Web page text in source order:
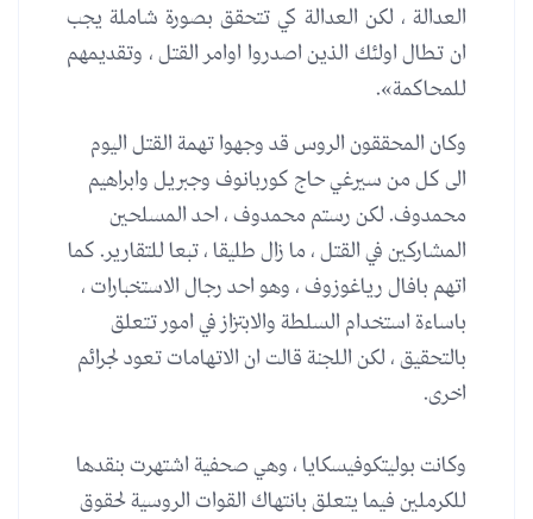
العدالة ، لكن العدالة كي تتحقق بصورة شاملة يجب
ان تطال اولئك الذين اصدروا اوامر القتل ، وتقديمهم
للمحاكمة».
وكان المحققون الروس قد وجهوا تهمة القتل اليوم
الى كل من سيرغي حاج كوربانوف وجبريل وابراهيم
محمدوف. لكن رستم محمدوف ، احد المسلحين
المشاركين في القتل ، ما زال طليقا ، تبعا للتقارير. كما
اتهم بافال رياغوزوف ، وهو احد رجال الاستخبارات ،
باساءة استخدام السلطة والابتزاز في امور تتعلق
بالتحقيق ، لكن اللجنة قالت ان الاتهامات تعود لجرائم
اخرى.
وكانت بوليتكوفيسكايا ، وهي صحفية اشتهرت بنقدها
للكرملين فيما يتعلق بانتهاك القوات الروسية لحقوق